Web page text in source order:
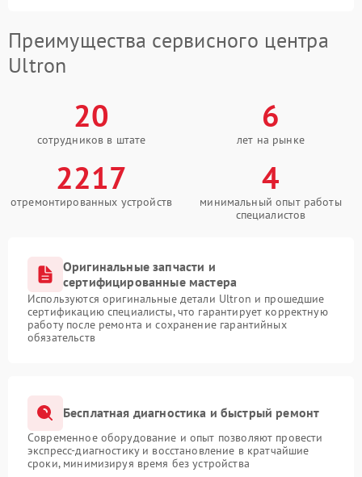
Преимущества сервисного центра
Ultron
20
сотрудников в штате
6
лет на рынке
2217
отремонтированных устройств
4
минимальный опыт работы
специалистов
Оригинальные запчасти и
сертифицированные мастера
Используются оригинальные детали Ultron и прошедшие
сертификацию специалисты, что гарантирует корректную
работу после ремонта и сохранение гарантийных
обязательств
Бесплатная диагностика и быстрый ремонт
Современное оборудование и опыт позволяют провести
экспресс-диагностику и восстановление в кратчайшие
сроки, минимизируя время без устройства